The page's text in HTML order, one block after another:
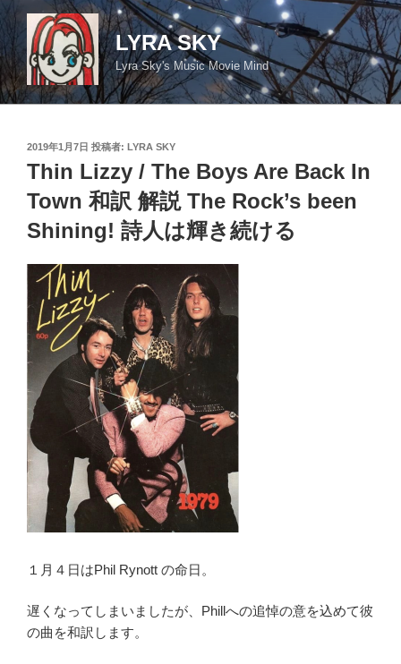
コ
ン
テ
ン
ツ
LYRA SKY
Lyra Sky's Music Movie Mind
投
稿
日:
2019年1月7日 投稿者: LYRA SKY
Thin Lizzy / The Boys Are Back In
Town 和訳 解説 The Rock’s been
Shining! 詩人は輝き続ける
１月４日はPhil Rynott の命日。
遅くなってしまいましたが、Phillへの追悼の意を込めて彼
の曲を和訳します。